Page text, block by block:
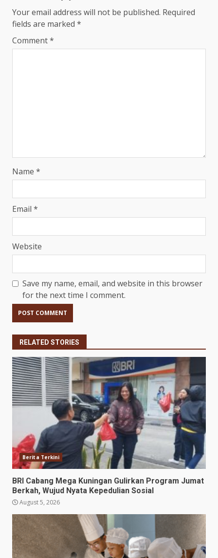
Your email address will not be published. Required
fields are marked *
Comment*
Name *
Email *
Website
Save my name, email, and website in this browser
for the next time I comment.
RELATED STORIES
Berita Terkini
BRI Cabang Mega Kuningan Gulirkan Program Jumat
Berkah, Wujud Nyata Kepedulian Sosial
August 5, 2026